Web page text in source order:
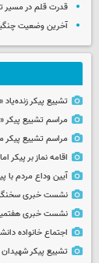
قدرت قلم در مسیر
آخرین وضعیت
تشییع پیکر زنده‌یاد
مراسم تشییع پیکر
مراسم تشییع پیکر
اقامه نماز بر پیکر
آیین وداع مردم با
نشست خبری
نشست خبری
اجتماع خانواده
تشییع پیکر شهیدان